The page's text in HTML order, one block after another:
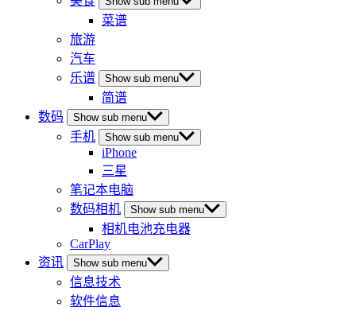
菜谱
旅游
汽车
乐谱
Show sub menu
简谱
数码
Show sub menu
手机 Show sub menu
iPhone
三星
笔记本电脑
数码相机
Show sub menu
相机电池充电器
CarPlay
资讯
Show sub menu
信息技术
软件信息